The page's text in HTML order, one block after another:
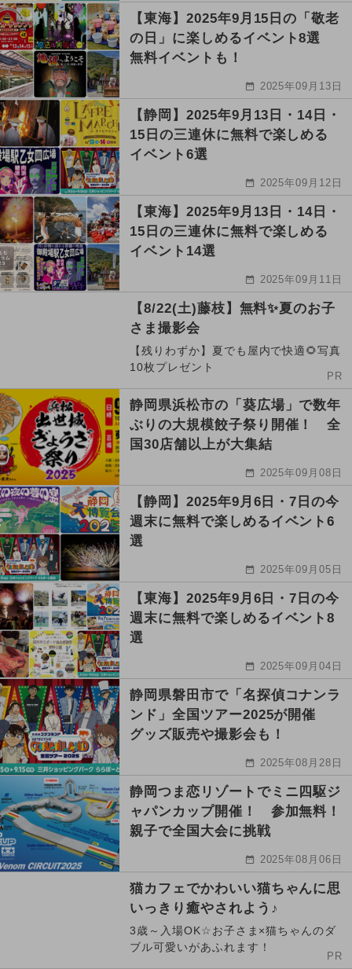
【東海】2025年9月15日の「敬老
の日」に楽しめるイベント8選
無料イベントも！
2025年09月13日
【静岡】2025年9月13日・14日・
15日の三連休に無料で楽しめる
イベント6選
2025年09月12日
【東海】2025年9月13日・14日・
15日の三連休に無料で楽しめる
イベント14選
2025年09月11日
【8/22(土)藤枝】無料✨夏のお子
さま撮影会
【残りわずか】夏でも屋内で快適🌻写真
10枚プレゼント
PR
静岡県浜松市の「葵広場」で数年
ぶりの大規模餃子祭り開催！ 全
国30店舗以上が大集結
2025年09月08日
【静岡】2025年9月6日・7日の今
週末に無料で楽しめるイベント6
選
2025年09月05日
【東海】2025年9月6日・7日の今
週末に無料で楽しめるイベント8
選
2025年09月04日
静岡県磐田市で「名探偵コナンラ
ンド」全国ツアー2025が開催
グッズ販売や撮影会も！
2025年08月28日
静岡つま恋リゾートでミニ四駆ジ
ャパンカップ開催！ 参加無料！
親子で全国大会に挑戦
2025年08月06日
猫カフェでかわいい猫ちゃんに思
いっきり癒やされよう♪
3歳～入場OK☆お子さま×猫ちゃんのダ
ブル可愛いがあふれます！
PR